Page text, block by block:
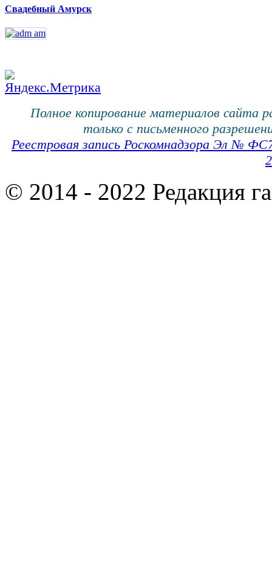
Свадебный Амурск
Полное копирование материалов сайта
только с письменного
Реестровая запись Роскомнадзора Эл №
© 2014 - 2022 Редакция